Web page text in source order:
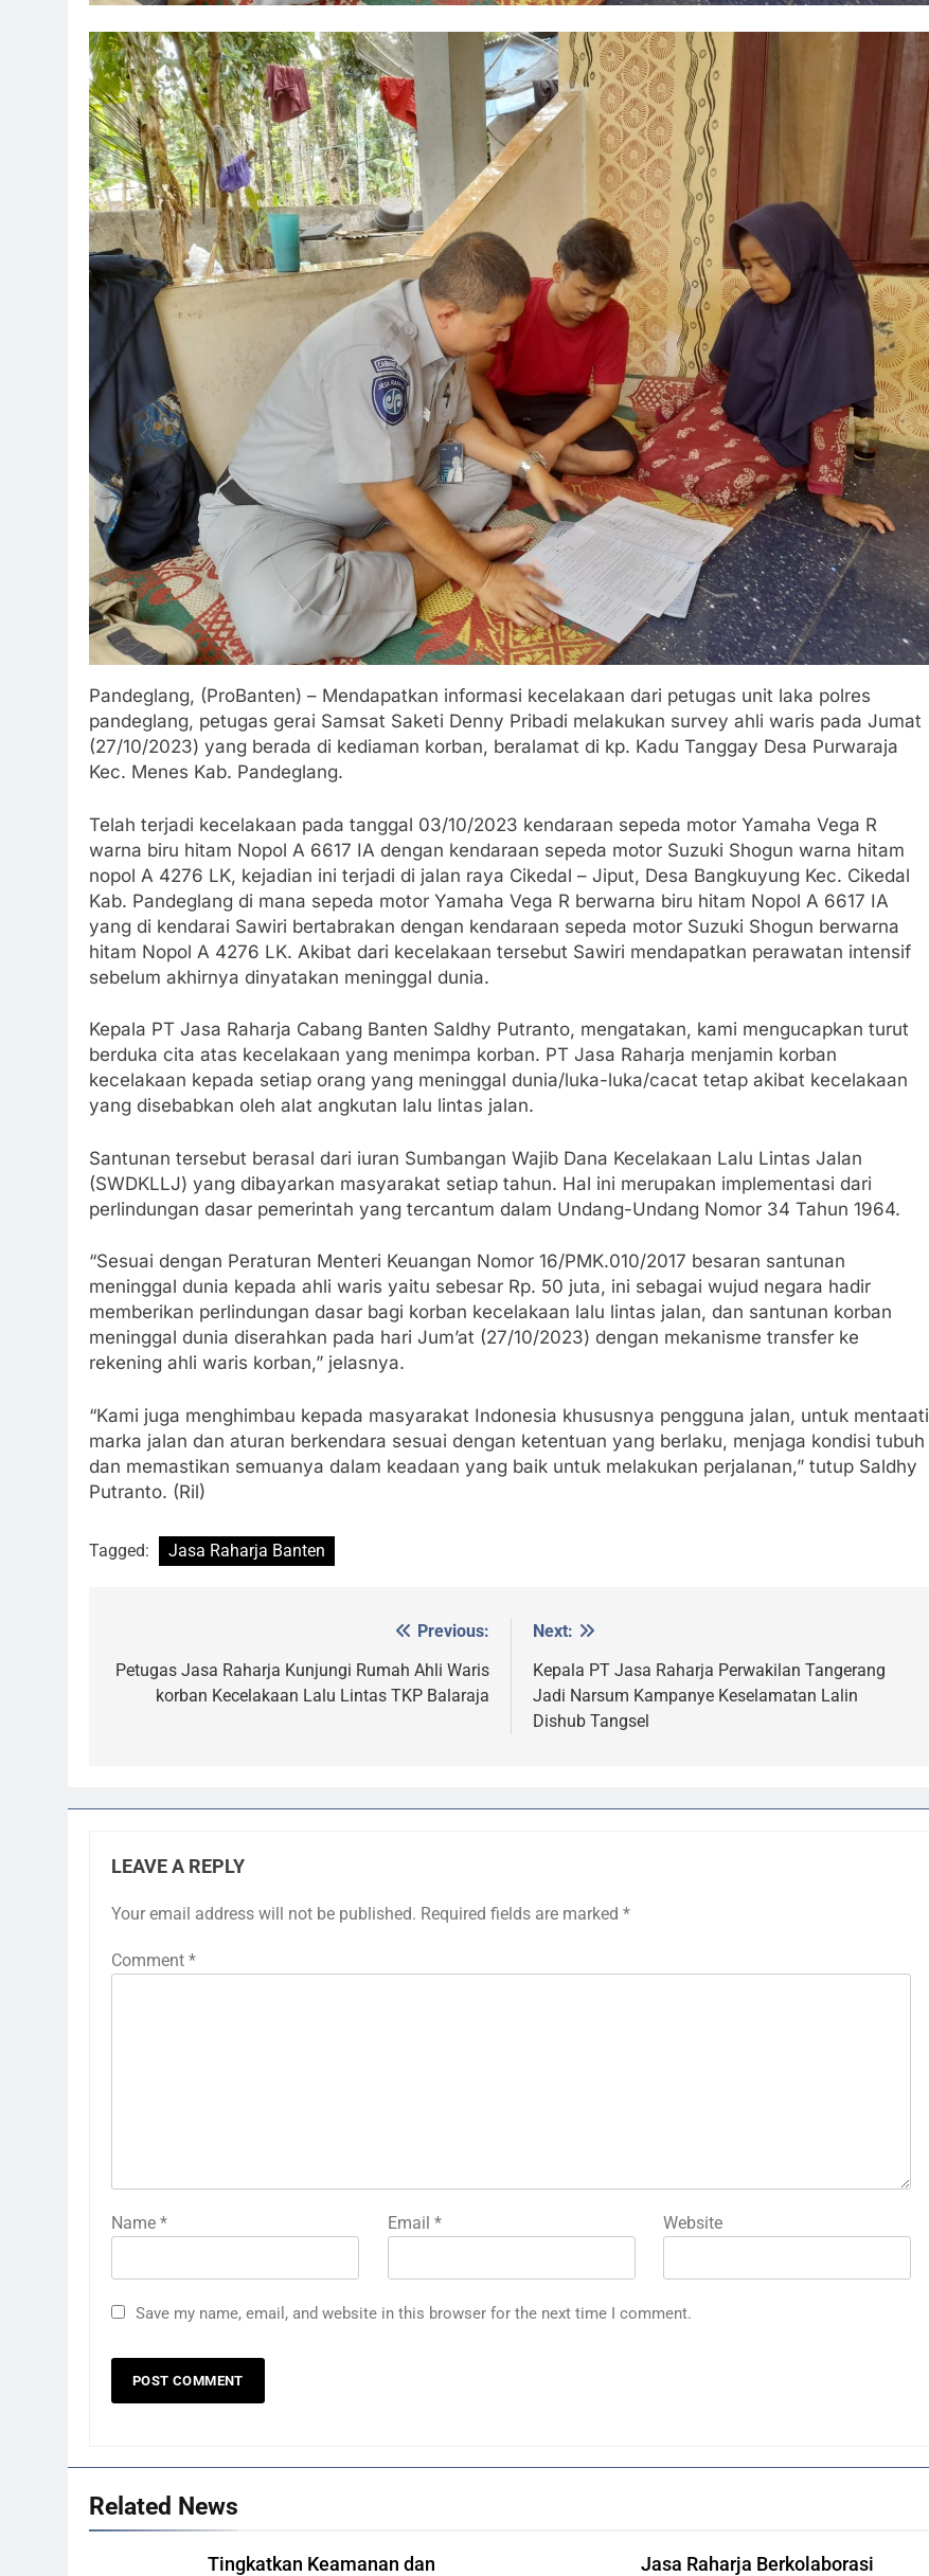
Pandeglang, (ProBanten) – Mendapatkan informasi kecelakaan dari petugas unit laka polres
pandeglang, petugas gerai Samsat Saketi Denny Pribadi melakukan survey ahli waris pada Jumat
(27/10/2023) yang berada di kediaman korban, beralamat di kp. Kadu Tanggay Desa Purwaraja
Kec. Menes Kab. Pandeglang.
Telah terjadi kecelakaan pada tanggal 03/10/2023 kendaraan sepeda motor Yamaha Vega R
warna biru hitam Nopol A 6617 IA dengan kendaraan sepeda motor Suzuki Shogun warna hitam
nopol A 4276 LK, kejadian ini terjadi di jalan raya Cikedal – Jiput, Desa Bangkuyung Kec. Cikedal
Kab. Pandeglang di mana sepeda motor Yamaha Vega R berwarna biru hitam Nopol A 6617 IA
yang di kendarai Sawiri bertabrakan dengan kendaraan sepeda motor Suzuki Shogun berwarna
hitam Nopol A 4276 LK. Akibat dari kecelakaan tersebut Sawiri mendapatkan perawatan intensif
sebelum akhirnya dinyatakan meninggal dunia.
Kepala PT Jasa Raharja Cabang Banten Saldhy Putranto, mengatakan, kami mengucapkan turut
berduka cita atas kecelakaan yang menimpa korban. PT Jasa Raharja menjamin korban
kecelakaan kepada setiap orang yang meninggal dunia/luka-luka/cacat tetap akibat kecelakaan
yang disebabkan oleh alat angkutan lalu lintas jalan.
Santunan tersebut berasal dari iuran Sumbangan Wajib Dana Kecelakaan Lalu Lintas Jalan
(SWDKLLJ) yang dibayarkan masyarakat setiap tahun. Hal ini merupakan implementasi dari
perlindungan dasar pemerintah yang tercantum dalam Undang-Undang Nomor 34 Tahun 1964.
“Sesuai dengan Peraturan Menteri Keuangan Nomor 16/PMK.010/2017 besaran santunan
meninggal dunia kepada ahli waris yaitu sebesar Rp. 50 juta, ini sebagai wujud negara hadir
memberikan perlindungan dasar bagi korban kecelakaan lalu lintas jalan, dan santunan korban
meninggal dunia diserahkan pada hari Jum’at (27/10/2023) dengan mekanisme transfer ke
rekening ahli waris korban,” jelasnya.
“Kami juga menghimbau kepada masyarakat Indonesia khususnya pengguna jalan, untuk mentaati
marka jalan dan aturan berkendara sesuai dengan ketentuan yang berlaku, menjaga kondisi tubuh
dan memastikan semuanya dalam keadaan yang baik untuk melakukan perjalanan,” tutup Saldhy
Putranto. (Ril)
Tagged: Jasa Raharja Banten
navigation
Previous:
Petugas Jasa Raharja Kunjungi Rumah Ahli Waris
korban Kecelakaan Lalu Lintas TKP Balaraja
Next:
Kepala PT Jasa Raharja Perwakilan Tangerang
Jadi Narsum Kampanye Keselamatan Lalin
Dishub Tangsel
LEAVE A REPLY
Your email address will not be published. Required fields are marked *
Comment *
Name * Email * Website
Save my name, email, and website in this browser for the next time I comment.
Related News
Tingkatkan Keamanan dan Jasa Raharja Berkolaborasi